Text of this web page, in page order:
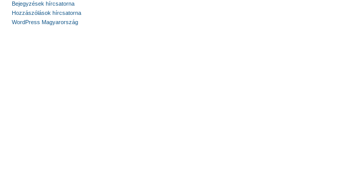
Bejegyzések hírcsatorna
Hozzászólások hírcsatorna
WordPress Magyarország